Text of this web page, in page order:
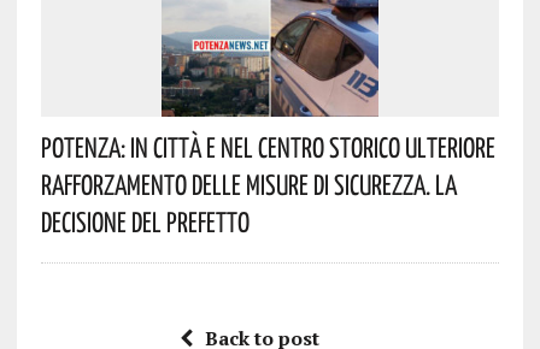
Potenza: In Città E Nel Centro Storico Ulteriore
Rafforzamento Delle Misure Di Sicurezza. La
Decisione Del Prefetto
Back to post